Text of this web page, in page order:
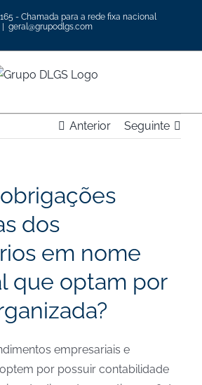
165 - Chamada para a rede fixa nacional
geral@grupodlgs.com
Anterior Seguinte
dos
em nome
que optam por
empresariais e
por possuir contabilidade